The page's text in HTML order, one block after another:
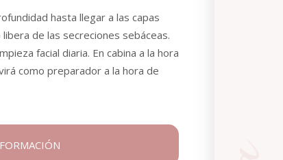
hasta llegar a las capas
de las secreciones sebáceas.
facial diaria. En cabina a la hora
como preparador a la hora de